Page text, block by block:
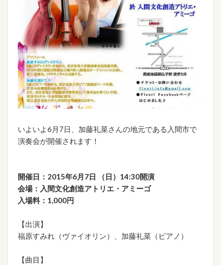
いよいよ6月7日、加藤礼菜さんの地元である入間市で
演奏会が開催されます！
開催日：2015年6月7日 （日） 14:30開演
会場：入間文化創造アトリエ・アミーゴ
入場料： 1,000円
【出演】
福原すみれ（ヴァイオリン）、加藤礼菜（ピアノ）
【曲目】